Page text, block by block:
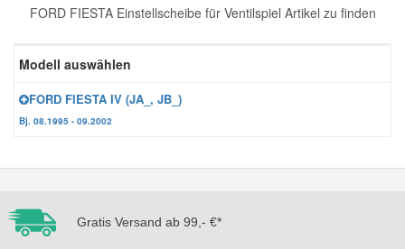
FORD FIESTA Einstellscheibe für Ventilspiel Artikel zu finden
Modell auswählen
FORD FIESTA IV (JA_, JB_)
Bj. 08.1995 - 09.2002
Gratis Versand ab 99,- €*
Winter-Autozubehör
Hyundai Ersatzteile